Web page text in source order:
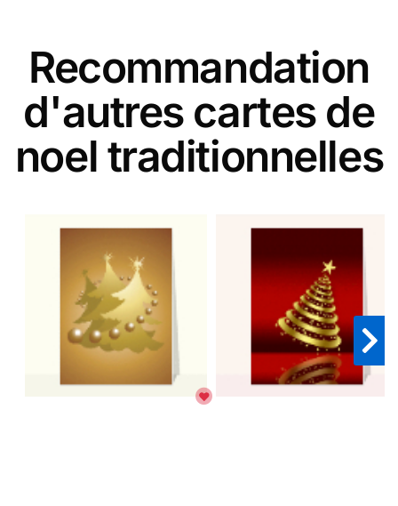
Recommandation
d'autres cartes de
noel traditionnelles